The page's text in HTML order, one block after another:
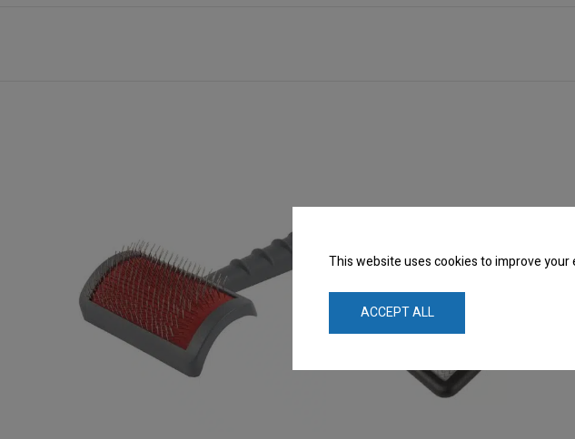
This website uses cookies to improve
ACCEPT ALL